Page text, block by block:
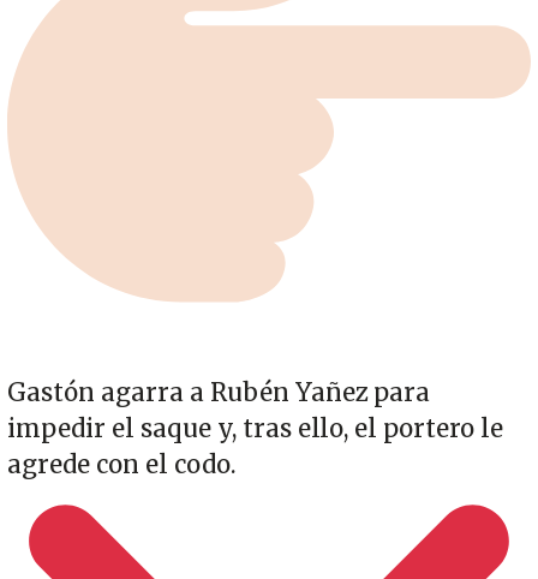
Gastón agarra a Rubén Yañez para
impedir el saque y, tras ello, el portero le
agrede con el codo.